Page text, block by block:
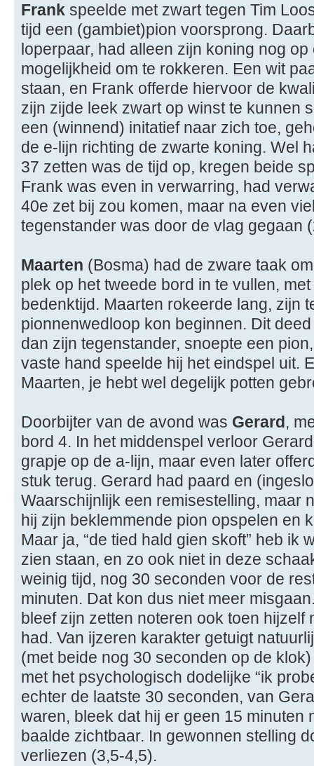
Frank speelde met zwart tegen Tim
tijd een (gambiet)pion voorsprong.
loperpaar, had alleen zijn koning nog
mogelijkheid om te rokkeren. Een wit
staan, en Frank offerde hiervoor de
zijn zijde leek zwart op winst te kunnen
een (winnend) initatief naar zich toe,
de e-lijn richting de zwarte koning. Wel
37 zetten was de tijd op, kregen beide
Frank was even in verwarring, had
40e zet bij zou komen, maar na even
tegenstander was door de vlag gegaan
Maarten (Bosma) had de zware taak
plek op het tweede bord in te vullen,
bedenktijd. Maarten rokeerde lang, zijn
pionnenwedloop kon beginnen. Dit
dan zijn tegenstander, snoepte een
vaste hand speelde hij het eindspel uit.
Maarten, je hebt wel degelijk potten
Doorbijter van de avond was Gerard,
bord 4. In het middenspel verloor
grapje op de a-lijn, maar even later
stuk terug. Gerard had paard en
Waarschijnlijk een remisestelling, maar
hij zijn beklemmende pion opspelen en
Maar ja, “de tied hald gien skoft” heb ik
zien staan, en zo ook niet in deze
weinig tijd, nog 30 seconden voor de
minuten. Dat kon dus niet meer
bleef zijn zetten noteren ook toen hijzelf
had. Van ijzeren karakter getuigt
(met beide nog 30 seconden op de
met het psychologisch dodelijke “ik
echter de laatste 30 seconden, van
waren, bleek dat hij er geen 15
baalde zichtbaar. In gewonnen stelling
verliezen (3,5-4,5).